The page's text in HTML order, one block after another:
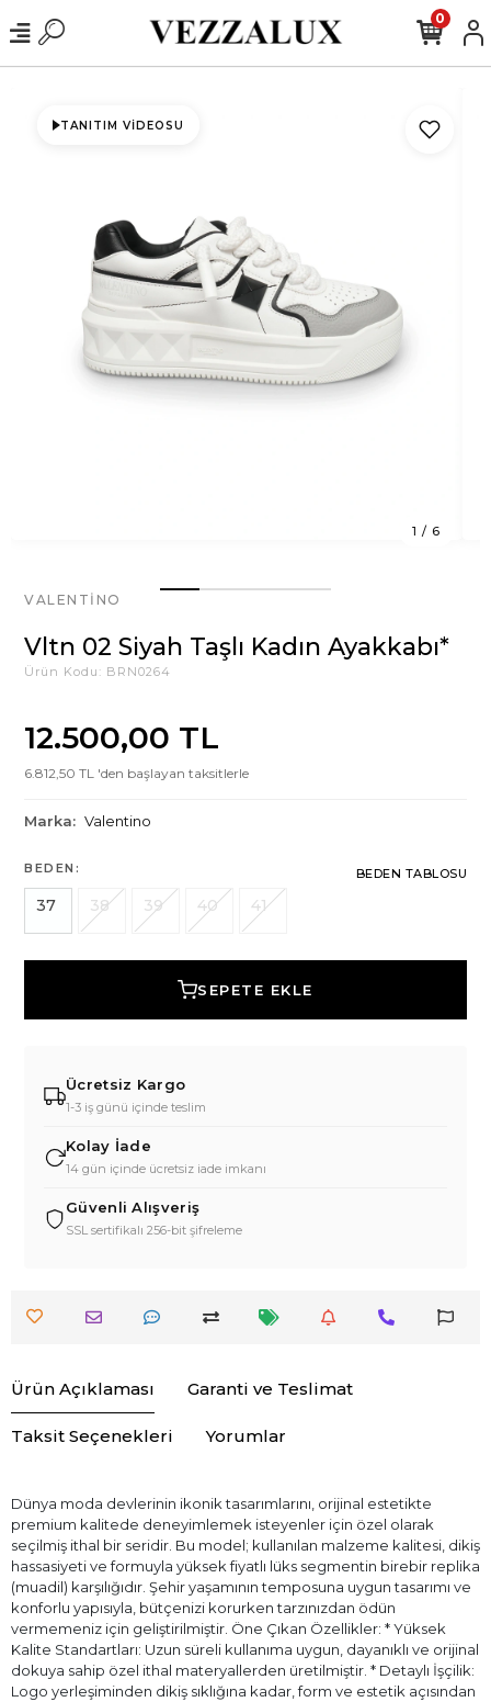
0
TANITIM VIDEOSU
1 / 6
VALENTINO
Vltn 02 Siyah Taşlı Kadın Ayakkabı*
Ürün Kodu: BRN0264
12.500,00 TL
6.812,50 TL 'den başlayan taksitlerle
Marka: Valentino
BEDEN: BEDEN TABLOSU
37 38 39 40 41
SEPETE EKLE
Ücretsiz Kargo
1-3 iş günü içinde teslim
Kolay İade
14 gün içinde ücretsiz iade imkanı
Güvenli Alışveriş
SSL sertifikalı 256-bit şifreleme
Ürün Açıklaması Garanti ve Teslimat
Taksit Seçenekleri Yorumlar
Dünya moda devlerinin ikonik tasarımlarını, orijinal estetikte
premium kalitede deneyimlemek isteyenler için özel olarak
seçilmiş ithal bir seridir. Bu model; kullanılan malzeme kalitesi, dikiş
hassasiyeti ve formuyla yüksek fiyatlı lüks segmentin birebir replika
(muadil) karşılığıdır. Şehir yaşamının temposuna uygun tasarımı ve
konforlu yapısıyla, bütçenizi korurken tarzınızdan ödün
vermemeniz için geliştirilmiştir. Öne Çıkan Özellikler: * Yüksek
Kalite Standartları: Uzun süreli kullanıma uygun, dayanıklı ve orijinal
dokuya sahip özel ithal materyallerden üretilmiştir. * Detaylı İşçilik:
Logo yerleşiminden dikiş sıklığına kadar, form ve estetik açısından